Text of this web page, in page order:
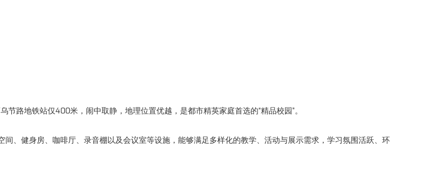
路地铁站仅400米，闹中取静，地理位置优越，是都市精英家庭首选的“精品校园”。
、健身房、咖啡厅、录音棚以及会议室等设施，能够满足多样化的教学、活动与展示需求，学习氛围活跃、环